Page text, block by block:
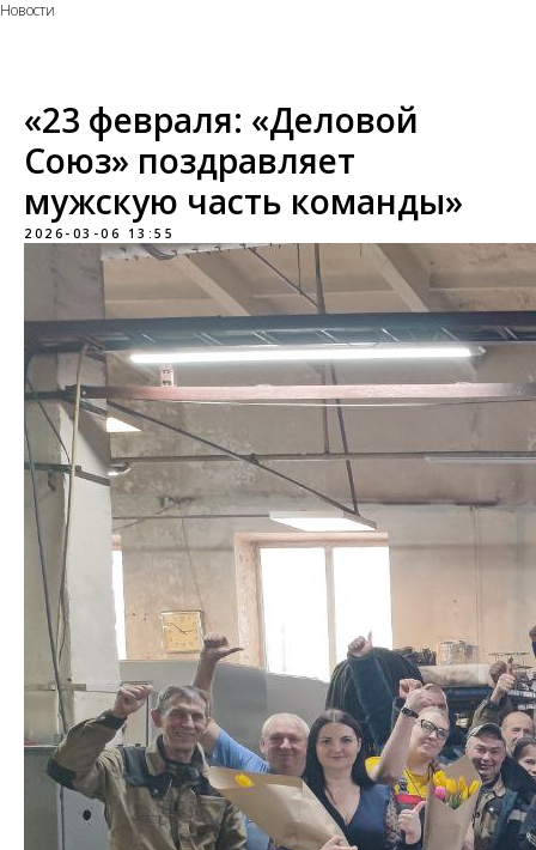
Новости
«23 февраля: «Деловой
Союз» поздравляет
мужскую часть команды»​
2026-03-06 13:55